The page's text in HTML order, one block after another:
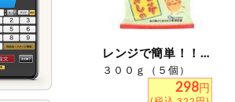
レンジで簡単！！むかしのコロッケ
３００ｇ（５個）
298円